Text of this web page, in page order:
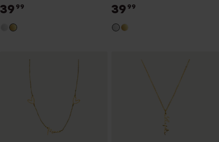
voor dames
39 99 39 99